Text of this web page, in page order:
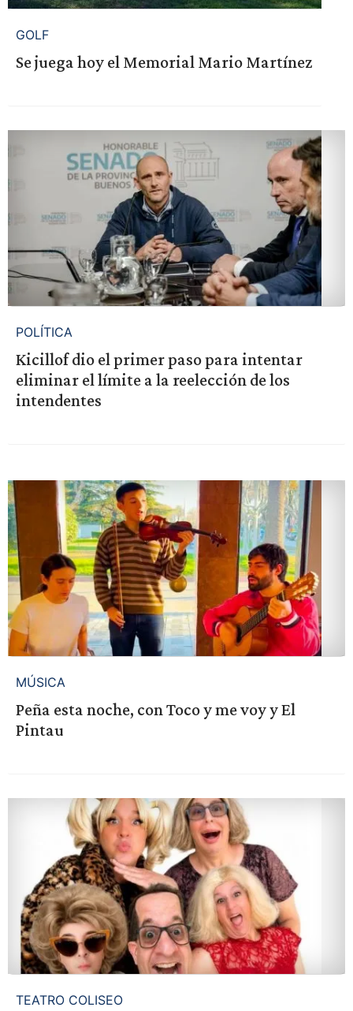
GOLF
Se juega hoy el Memorial Mario Martínez
POLÍTICA
Kicillof dio el primer paso para intentar
eliminar el límite a la reelección de los
intendentes
MÚSICA
Peña esta noche, con Toco y me voy y El
Pintau
TEATRO COLISEO